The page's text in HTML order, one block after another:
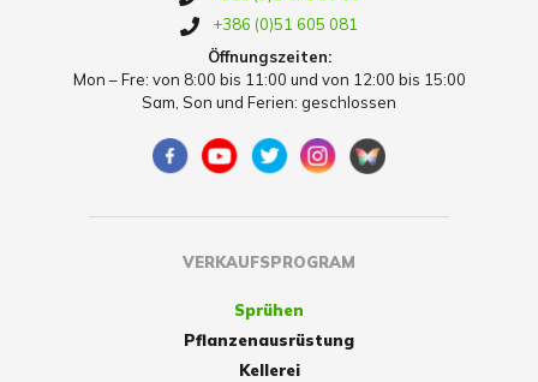
+386 (0)51 605 081
Öffnungszeiten:
Mon – Fre: von 8:00 bis 11:00 und von 12:00 bis 15:00
Sam, Son und Ferien: geschlossen
VERKAUFSPROGRAM
Sprühen
Pflanzenausrüstung
Kellerei